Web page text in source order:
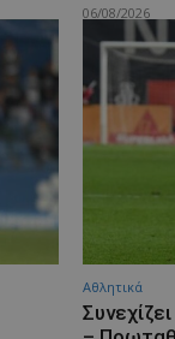
06/08/2026
Αθλητικά